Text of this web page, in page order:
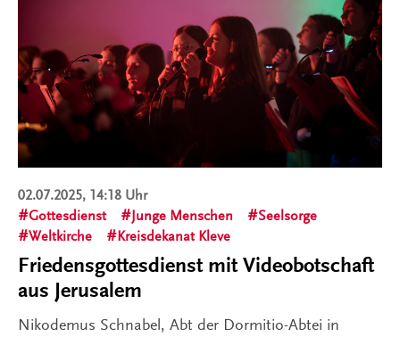
02.07.2025, 14:18 Uhr
Gottesdienst
Junge Menschen
Seelsorge
Weltkirche
Kreisdekanat Kleve
Friedensgottesdienst mit Videobotschaft
aus Jerusalem
Nikodemus Schnabel, Abt der Dormitio-Abtei in